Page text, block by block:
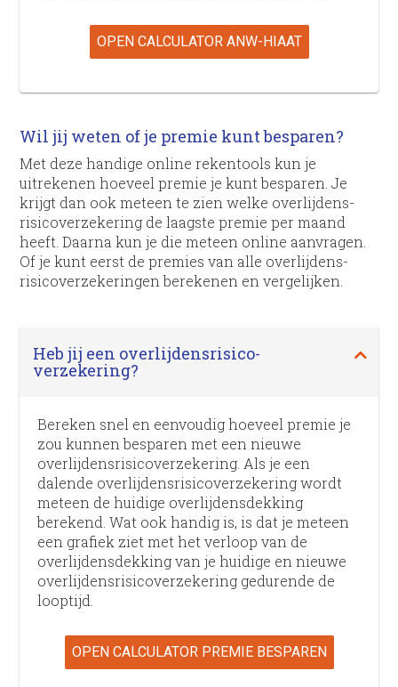
OPEN CALCULATOR ANW-HIAAT
Wil jij weten of je premie kunt besparen?
Met deze handige online rekentools kun je
uitrekenen hoeveel premie je kunt besparen. Je
krijgt dan ook meteen te zien welke overlijdens­
risico­verzekering de laagste premie per maand
heeft. Daarna kun je die meteen online aanvragen.
Of je kunt eerst de premies van alle overlijdens­
risico­verzekeringen berekenen en vergelijken.
Heb jij een overlijdens­risico­
verzekering?
Bereken snel en eenvoudig hoeveel premie je
zou kunnen besparen met een nieuwe
overlijdens­risico­verzekering. Als je een
dalende overlijdens­risico­verzekering wordt
meteen de huidige overlijdens­dekking
berekend. Wat ook handig is, is dat je meteen
een grafiek ziet met het verloop van de
overlijdens­dekking van je huidige en nieuwe
overlijdens­risico­verzekering gedurende de
looptijd.
OPEN CALCULATOR PREMIE BESPAREN